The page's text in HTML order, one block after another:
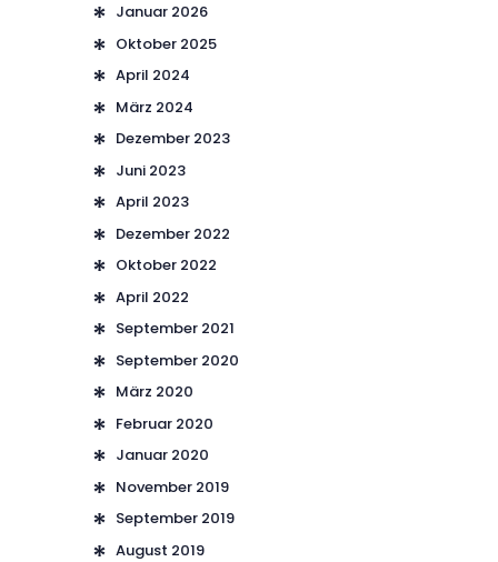
Januar 2026
Oktober 2025
April 2024
März 2024
Dezember 2023
Juni 2023
April 2023
Dezember 2022
Oktober 2022
April 2022
September 2021
September 2020
März 2020
Februar 2020
Januar 2020
November 2019
September 2019
August 2019